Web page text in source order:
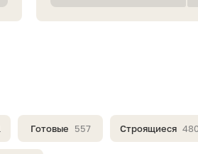
Готовые 557 Строящиеся